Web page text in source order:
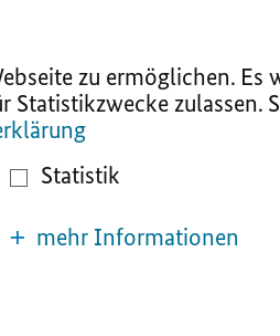
zu ermöglichen. Es
zulassen.
Statistik
mehr Informationen